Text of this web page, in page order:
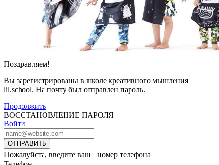
Поздравляем!
Вы зарегистрированы в школе креативного мышления
lil.school. На почту был отправлен пароль.
Продолжить
ВОССТАНОВЛЕНИЕ ПАРОЛЯ
Войти
ОТПРАВИТЬ
Пожалуйста, введите ваш номер телефона